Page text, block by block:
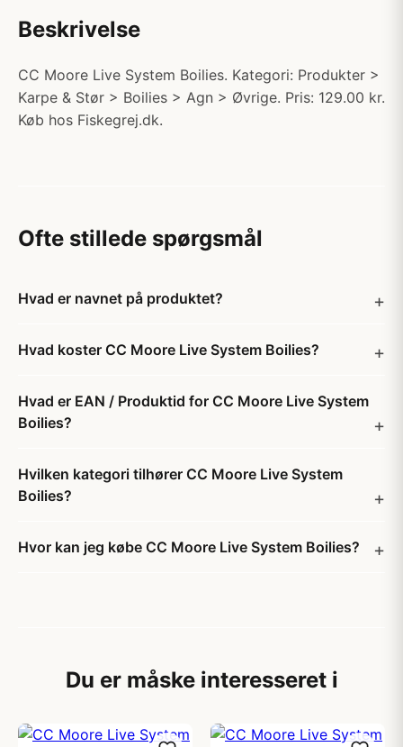
Beskrivelse
CC Moore Live System Boilies. Kategori: Produkter >
Karpe & Stør > Boilies > Agn > Øvrige. Pris: 129.00 kr.
Køb hos Fiskegrej.dk.
Ofte stillede spørgsmål
Hvad er navnet på produktet?
Hvad koster CC Moore Live System Boilies?
Hvad er EAN / Produktid for CC Moore Live System
Boilies?
Hvilken kategori tilhører CC Moore Live System
Boilies?
Hvor kan jeg købe CC Moore Live System Boilies?
Du er måske interesseret i